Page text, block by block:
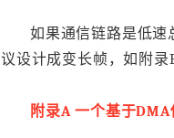
如果通信链路是低速
议设计成变长帧，如附录
附录A 一个基于